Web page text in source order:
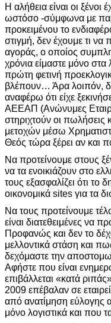
Η αλήθεια είναι οι
ωστόσο -σύμφωνα με
προκειμένου το
στιγμή, δεν έχουμε τι να
αγοράς, ο οποίος
χρόνια είμαστε μόνο
πρώτη φετινή
βλέπουν… Άρα λοιπόν,
αναφέρω ότι είχε
ΑΕΕΑΠ (Ανώνυμες
στηριχτούν οι πωλήσεις
μετοχών μέσω
Θεός τώρα ξέρει αν και
Να προτείνουμε στους
να τα ενοικιάζουν στο
τους εξασφαλίζει ότι το
οικονομικά sites για τα
Να τους προτείνουμε
είναι διατεθειμένες να
Προφανώς και δεν το
μελλοντικά στάση και
δεχόμαστε την
Αφήστε που είναι
επιβάλλεται «κατά
2009 επέβαλαν σε
από ανατίμηση εύλογης
μόνο λογιστικά και που